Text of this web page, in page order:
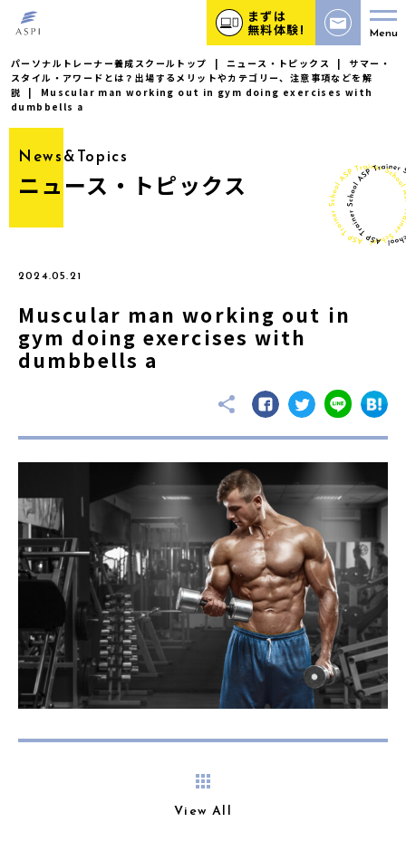
まずは
無料体験! Menu
パーソナルトレーナー養成スクールトップ | ニュース・トピックス |
サマー・
スタイル・アワードとは？出場するメリットやカテゴリー、注意事項などを解
説
|
Muscular man working out in gym doing exercises with
dumbbells a
News&Topics
ニュース・トピックス
2024.05.21
Muscular man working out in
gym doing exercises with
dumbbells a
View All